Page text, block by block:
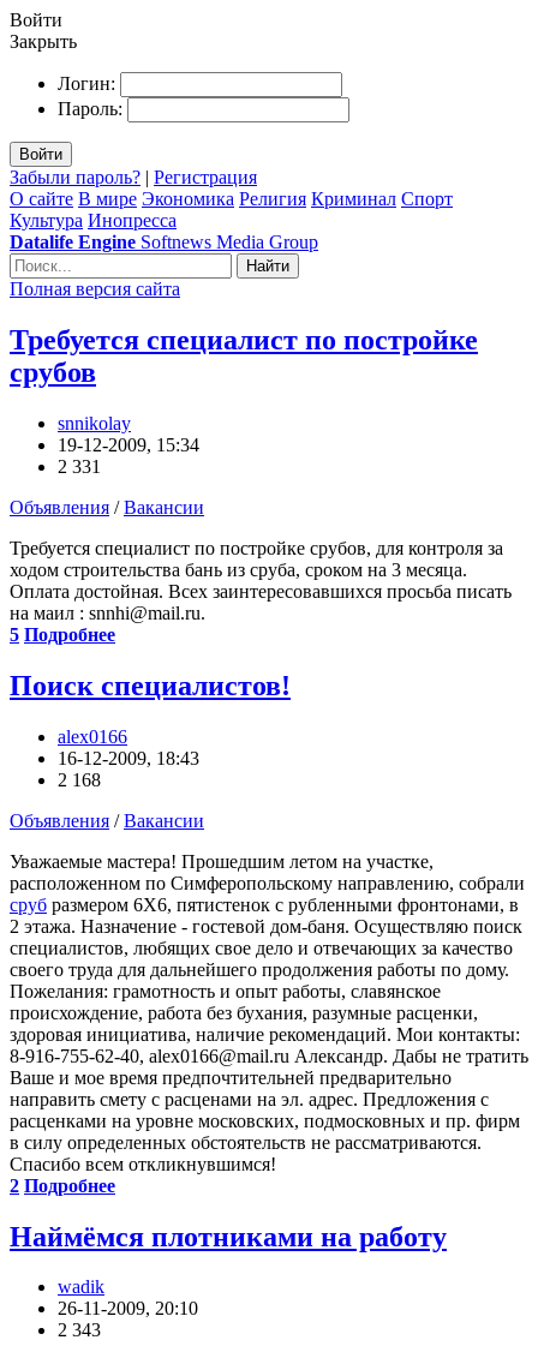
Войти
Закрыть
Логин:
Пароль:
Войти
Забыли пароль? | Регистрация
О сайте В мире Экономика Религия Криминал Спорт
Культура Инопресса
Datalife Engine Softnews Media Group
Найти
Полная версия сайта
Требуется специалист по постройке
срубов
snnikolay
19-12-2009, 15:34
2 331
Объявления /Вакансии
Требуется специалист по постройке срубов, для контроля за
ходом строительства бань из сруба, сроком на 3 месяца.
Оплата достойная. Всех заинтересовавшихся просьба писать
на маил : snnhi@mail.ru.
5 Подробнее
Поиск специалистов!
alex0166
16-12-2009, 18:43
2 168
Объявления /Вакансии
Уважаемые мастера! Прошедшим летом на участке,
расположенном по Симферопольскому направлению, собрали
сруб размером 6Х6, пятистенок с рубленными фронтонами, в
2 этажа. Назначение - гостевой дом-баня. Осуществляю поиск
специалистов, любящих свое дело и отвечающих за качество
своего труда для дальнейшего продолжения работы по дому.
Пожелания: грамотность и опыт работы, славянское
происхождение, работа без бухания, разумные расценки,
здоровая инициатива, наличие рекомендаций. Мои контакты:
8-916-755-62-40, alex0166@mail.ru Александр. Дабы не тратить
Ваше и мое время предпочтительней предварительно
направить смету с расценами на эл. адрес. Предложения с
расценками на уровне московских, подмосковных и пр. фирм
в силу определенных обстоятельств не рассматриваются.
Спасибо всем откликнувшимся!
2 Подробнее
Наймёмся плотниками на работу
wadik
26-11-2009, 20:10
2 343